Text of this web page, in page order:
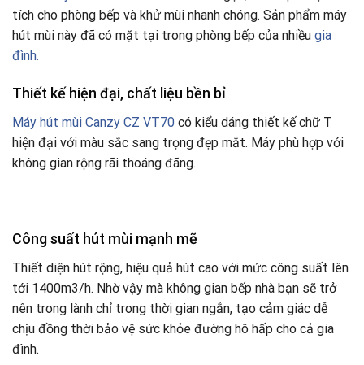
tích cho phòng bếp và khử mùi nhanh chóng. Sản phẩm máy
hút mùi này đã có mặt tại trong phòng bếp của nhiều gia
đình.
Thiết kế hiện đại, chất liệu bền bỉ
Máy hút mùi Canzy CZ VT70 có kiểu dáng thiết kế chữ T
hiện đại với màu sắc sang trọng đẹp mắt. Máy phù hợp với
không gian rộng rãi thoáng đãng.
Công suất hút mùi mạnh mẽ
Thiết diện hút rộng, hiệu quả hút cao với mức công suất lên
tới 1400m3/h. Nhờ vậy mà không gian bếp nhà bạn sẽ trở
nên trong lành chỉ trong thời gian ngắn, tạo cảm giác dễ
chịu đồng thời bảo vệ sức khỏe đường hô hấp cho cả gia
đình.